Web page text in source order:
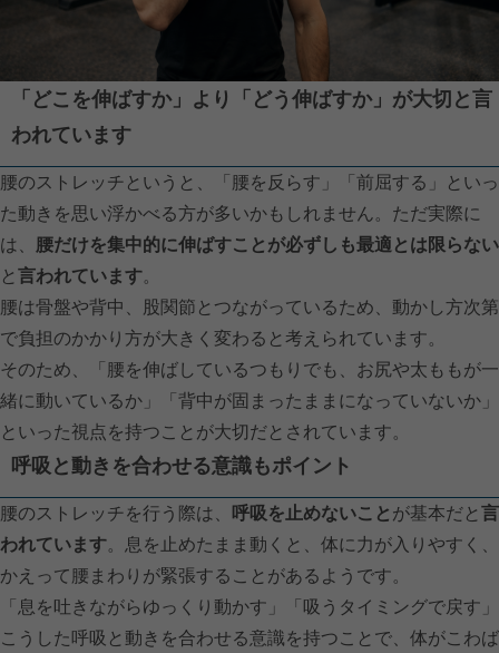
「どこを伸ばすか」より「どう伸ばすか」が大切と言
われています
腰のストレッチというと、「腰を反らす」「前屈する」といっ
た動きを思い浮かべる方が多いかもしれません。ただ実際に
は、 腰だけを集中的に伸ばすことが必ずしも最適とは限らない
と 言われています。
腰は骨盤や背中、股関節とつながっているため、動かし方次第
で負担のかかり方が大きく変わると考えられています。
そのため、「腰を伸ばしているつもりでも、お尻や太ももが一
緒に動いているか」「背中が固まったままになっていないか」
といった視点を持つことが大切だとされています。
呼吸と動きを合わせる意識もポイント
腰のストレッチを行う際は、 呼吸を止めないこと が基本だと 言
われています。息を止めたまま動くと、体に力が入りやすく、
かえって腰まわりが緊張することがあるようです。
「息を吐きながらゆっくり動かす」「吸うタイミングで戻す」
こうした呼吸と動きを合わせる意識を持つことで、体がこわば